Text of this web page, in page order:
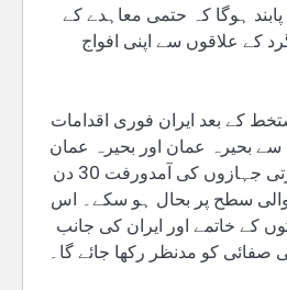
ہوگا کہ حتمی معاہدے کے
کے علاقوں سے اپنی افواج
کے بعد ایران فوری اقدامات
بحیرہ عمان اور بحیرہ عمان
سے خلیج عرب تک تجارتی جہازوں کی آمدورفت 30 دن
سطح پر بحال ہو سکے۔ اس
کے خاتمے اور ایران کی جانب
کو مدنظر رکھا جائے گا۔